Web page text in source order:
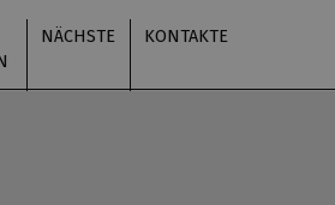
NÄCHSTE KONTAKTE